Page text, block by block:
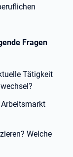
Fragen
Tätigkeit
Welche